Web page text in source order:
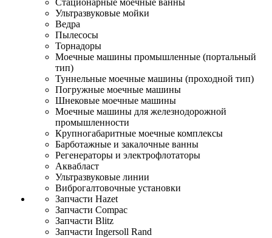
Стационарные моечные ванны
Ультразвуковые мойки
Ведра
Пылесосы
Торнадоры
Моечные машины промышленные (портальный
тип)
Туннельные моечные машины (проходной тип)
Погружные моечные машины
Шнековые моечные машины
Моечные машины для железнодорожной
промышленности
Крупногабаритные моечные комплексы
Барботажные и закалочные ванны
Регенераторы и электрофлотаторы
Аквабласт
Ультразвуковые линии
Виброгалтовочные установки
Запчасти Hazet
Запчасти Compac
Запчасти Blitz
Запчасти Ingersoll Rand